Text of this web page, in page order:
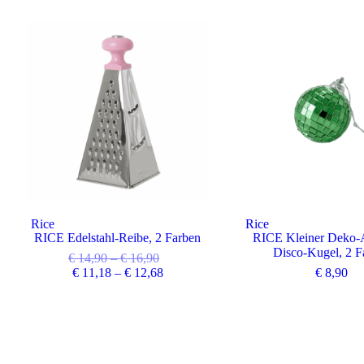
Rice
RICE Edelstahl-Reibe, 2 Farben
€14,90 –€16,90
€11,18 – €12,68
Rice
RICE Kleiner Deko-
Disco-Kugel, 2
€ 8,90